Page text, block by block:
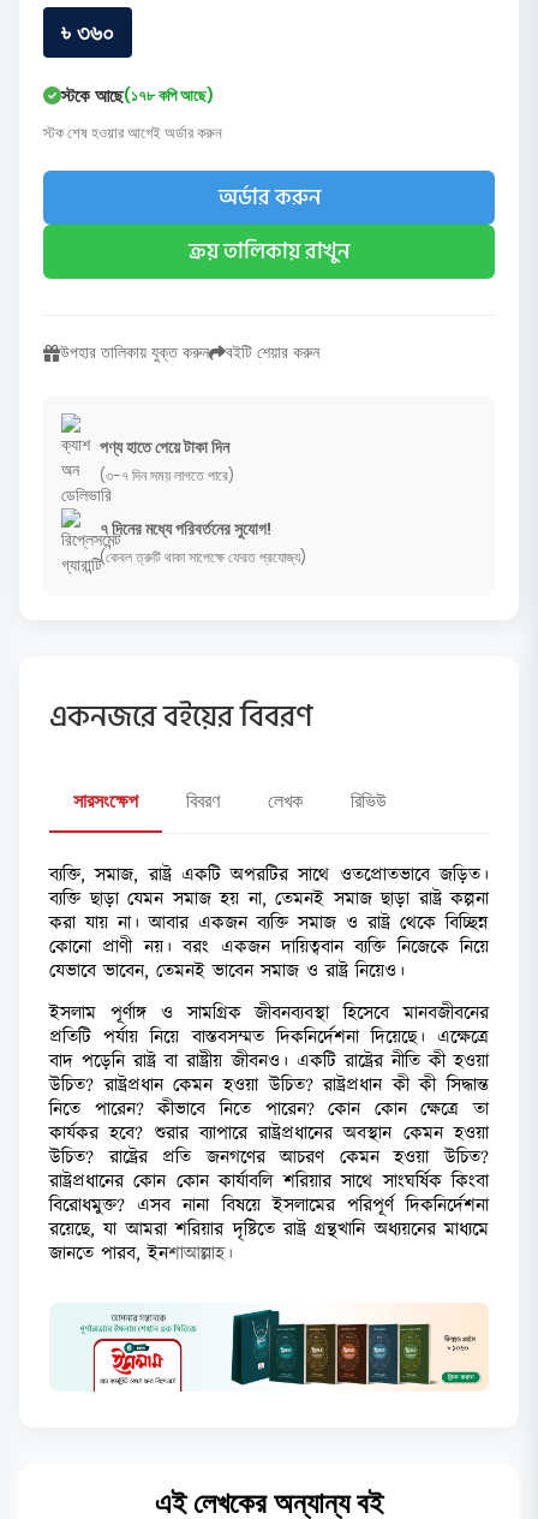
৳ ৩৬০
স্টকে আছে(১৭৮ কপি আছে)
স্টক শেষ হওয়ার আগেই অর্ডার করুন
অর্ডার করুন
ক্রয় তালিকায় রাখুন
উপহার তালিকায় যুক্ত করুন বইটি শেয়ার করুন
পণ্য হাতে পেয়ে টাকা দিন
(৩-৭ দিন সময় লাগতে পারে)
৭ দিনের মধ্যে পরিবর্তনের সুযোগ!
(কেবল ত্রুটি থাকা সাপেক্ষে ফেরত প্রযোজ্য)
একনজরে বইয়ের বিবরণ
সারসংক্ষেপ বিবরণ লেখক রিভিউ
ব্যক্তি, সমাজ, রাষ্ট্র একটি অপরটির সাথে ওতপ্রোতভাবে জড়িত।
ব্যক্তি ছাড়া যেমন সমাজ হয় না, তেমনই সমাজ ছাড়া রাষ্ট্র কল্পনা
করা যায় না। আবার একজন ব্যক্তি সমাজ ও রাষ্ট্র থেকে বিচ্ছিন্ন
কোনো প্রাণী নয়। বরং একজন দায়িত্ববান ব্যক্তি নিজেকে নিয়ে
যেভাবে ভাবেন, তেমনই ভাবেন সমাজ ও রাষ্ট্র নিয়েও।
ইসলাম পূর্ণাঙ্গ ও সামগ্রিক জীবনব্যবস্থা হিসেবে মানবজীবনের
প্রতিটি পর্যায় নিয়ে বাস্তবসম্মত দিকনির্দেশনা দিয়েছে। এক্ষেত্রে
বাদ পড়েনি রাষ্ট্র বা রাষ্ট্রীয় জীবনও। একটি রাষ্ট্রের নীতি কী হওয়া
উচিত? রাষ্ট্রপ্রধান কেমন হওয়া উচিত? রাষ্ট্রপ্রধান কী কী সিদ্ধান্ত
নিতে পারেন? কীভাবে নিতে পারেন? কোন কোন ক্ষেত্রে তা
কার্যকর হবে? শুরার ব্যাপারে রাষ্ট্রপ্রধানের অবস্থান কেমন হওয়া
উচিত? রাষ্ট্রের প্রতি জনগণের আচরণ কেমন হওয়া উচিত?
রাষ্ট্রপ্রধানের কোন কোন কার্যাবলি শরিয়ার সাথে সাংঘর্ষিক কিংবা
বিরোধমুক্ত? এসব নানা বিষয়ে ইসলামের পরিপূর্ণ দিকনির্দেশনা
রয়েছে, যা আমরা শরিয়ার দৃষ্টিতে রাষ্ট্র গ্রন্থখানি অধ্যয়নের মাধ্যমে
জানতে পারব, ইনশাআল্লাহ।
এই লেখকের অন্যান্য বই